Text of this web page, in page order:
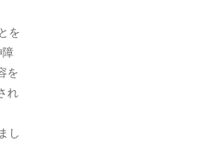
を
を
れ
し